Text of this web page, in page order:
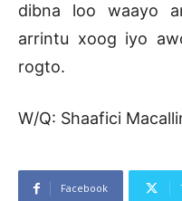
dibna loo waayo
arrintu xoog iyo
rogto.
W/Q: Shaafici
Facebook